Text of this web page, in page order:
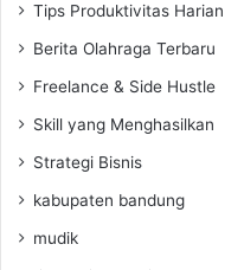
Tips Produktivitas Harian
Berita Olahraga Terbaru
Freelance & Side Hustle
Skill yang Menghasilkan
Strategi Bisnis
kabupaten bandung
mudik